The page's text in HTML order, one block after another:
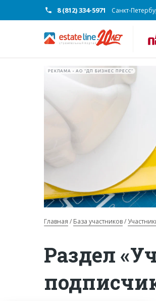
8 (812) 334-5971 Санкт-
РЕКЛАМА • АО "ДП БИЗНЕС ПРЕСС"
Главная База участников
Раздел